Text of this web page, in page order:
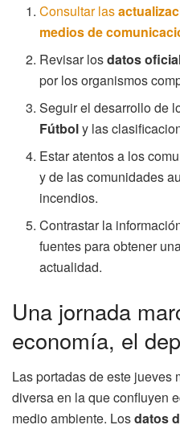
Consultar las
medios de
Revisar losdatos
por los organismos
Seguir el desarrollo de
Fútboly las
Estar atentos a los
y de las comunidades
incendios.
Contrastar la
fuentes para obtener
actualidad.
Una jornada
economía, el
Las portadas de este jueves
diversa en la que confluyen
medio ambiente. Losdatos